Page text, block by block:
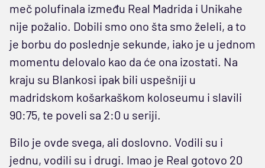
meč polufinala između Real Madrida i Unikahe
nije požalio. Dobili smo ono šta smo želeli, a to
je borbu do poslednje sekunde, iako je u jednom
momentu delovalo kao da će ona izostati. Na
kraju su Blankosi ipak bili uspešniji u
madridskom košarkaškom koloseumu i slavili
90:75, te poveli sa 2:0 u seriji.
Bilo je ovde svega, ali doslovno. Vodili su i
jednu, vodili su i drugi. Imao je Real gotovo 20